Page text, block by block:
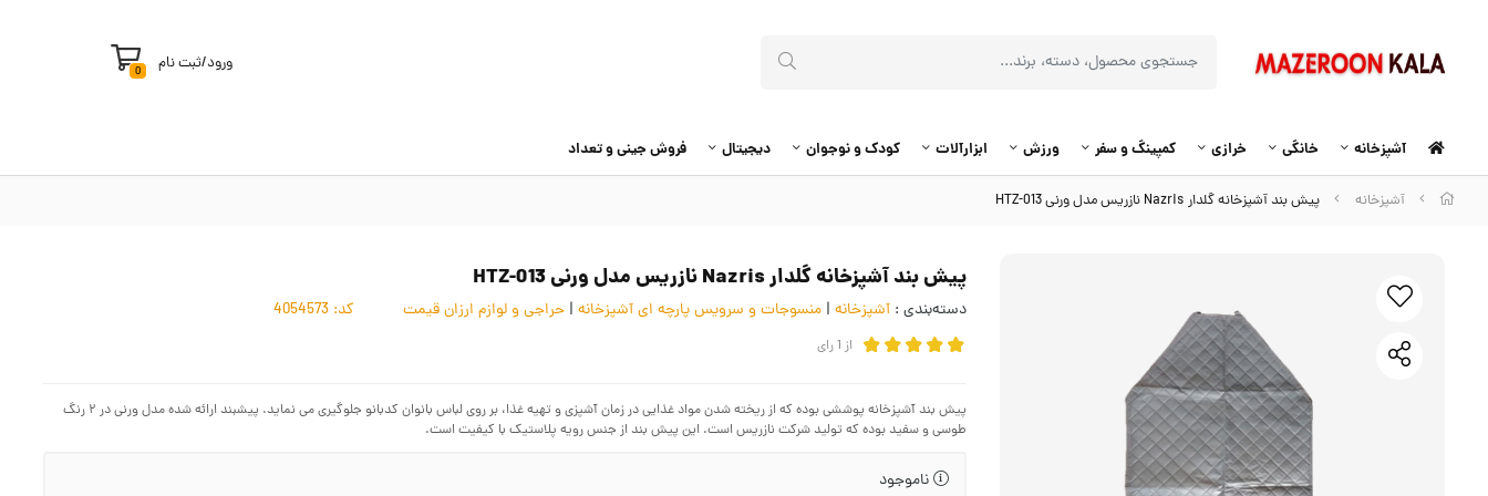
ورود/ثبت نام 0
آشپزخانه خانگی خرازی کمپینگ و سفر ورزش ابزارآلات کودک و نوجوان دیجیتال فروش جینی و تعداد
آشپزخانه پیش بند آشپزخانه گلدار Nazris نازریس مدل ورنی HTZ-013
پیش بند آشپزخانه گلدار Nazris نازریس مدل ورنی HTZ-013
دسته‌بندی : آشپزخانه | منسوجات و سرویس پارچه ای آشپزخانه | حراجی و لوازم ارزان قیمت کد:
از 1رای
پیش بند آشپزخانه پوششی بوده که از ریخته شدن مواد غذایی در زمان آشپزی و تهیه غذا، بر روی لباس بانوان کدبانو جلوگیری می نماید. پیشبند ارائه شده مدل ورنی در ۲ رنگ
طوسی و سفید بوده که تولید شرکت نازریس است. این پیش بند از جنس رویه پلاستیک با کیفیت است.
ناموجود